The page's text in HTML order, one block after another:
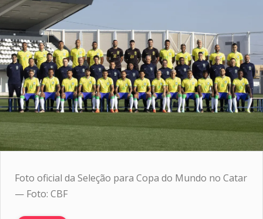
Foto oficial da Seleção para Copa do Mundo no Catar
— Foto: CBF